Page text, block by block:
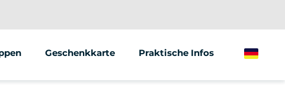
Geschenkkarte Praktische Infos German